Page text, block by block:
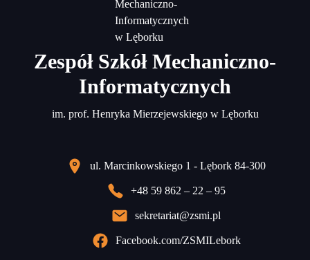
Zespół Szkół Mechaniczno-
Informatycznych
im. prof. Henryka Mierzejewskiego w Lęborku
ul. Marcinkowskiego 1 - Lębork 84-300
+48 59 862 – 22 – 95
sekretariat@zsmi.pl
Facebook.com/ZSMILebork